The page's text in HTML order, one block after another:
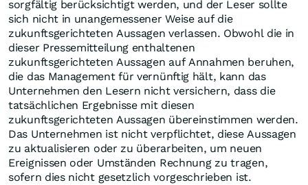
sorgfältig berücksichtigt werden, und der Leser sollte
sich nicht in unangemessener Weise auf die
zukunftsgerichteten Aussagen verlassen. Obwohl die in
dieser Pressemitteilung enthaltenen
zukunftsgerichteten Aussagen auf Annahmen beruhen,
die das Management für vernünftig hält, kann das
Unternehmen den Lesern nicht versichern, dass die
tatsächlichen Ergebnisse mit diesen
zukunftsgerichteten Aussagen übereinstimmen werden.
Das Unternehmen ist nicht verpflichtet, diese Aussagen
zu aktualisieren oder zu überarbeiten, um neuen
Ereignissen oder Umständen Rechnung zu tragen,
sofern dies nicht gesetzlich vorgeschrieben ist.